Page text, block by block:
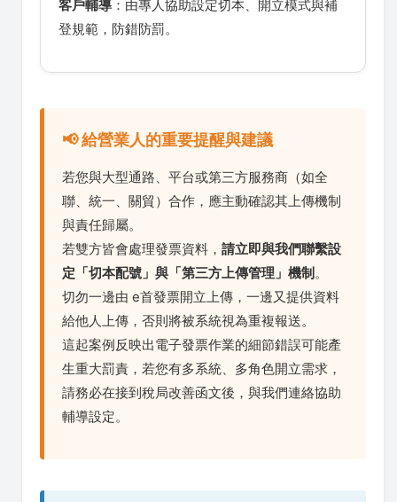
客戶輔導 ：由專人協助設定切本、開立模式與補
登規範，防錯防罰。
📢 給營業人的重要提醒與建議
若您與大型通路、平台或第三方服務商（如全
聯、統一、關貿）合作，應主動確認其上傳機制
與責任歸屬。
若雙方皆會處理發票資料， 請立即與我們聯繫設
定「切本配號」與「第三方上傳管理」機制。
切勿一邊由 e首發票開立上傳，一邊又提供資料
給他人上傳，否則將被系統視為重複報送。
這起案例反映出電子發票作業的細節錯誤可能產
生重大罰責，若您有多系統、多角色開立需求，
請務必在接到稅局改善函文後，與我們連絡協助
輔導設定。